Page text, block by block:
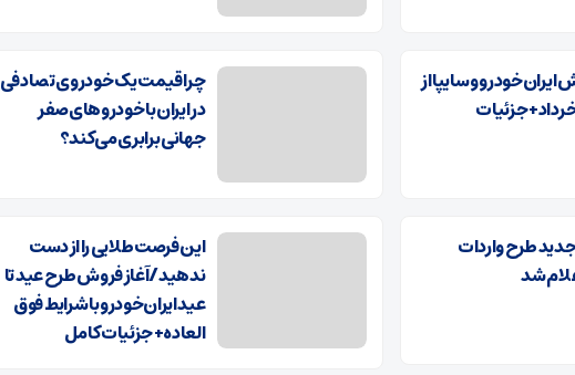
ایران‌خودرو و سایپا از
چرا قیمت یک خودروی تصادفی
در ایران با خودروهای صفر
جهانی برابری می‌کند؟
طرح واردات
شد
این فرصت طلایی را از دست
ندهید/آغاز فروش طرح عید تا
عید ایران‌خودرو با شرایط فوق
العاده+ جزئیات کامل